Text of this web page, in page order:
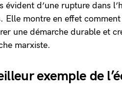
évident d’une rupture dans
Elle montre en effet
une démarche durable et
marxiste.
exemple de